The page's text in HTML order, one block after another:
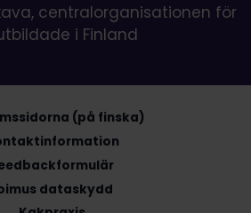
centralorganisationen för
i Finland
(på finska)
dataskydd